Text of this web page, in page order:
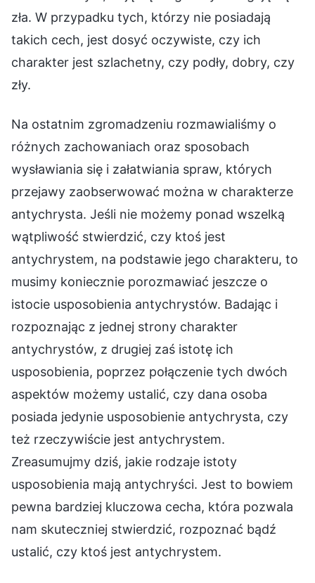
zła. W przypadku tych, którzy nie posiadają
takich cech, jest dosyć oczywiste, czy ich
charakter jest szlachetny, czy podły, dobry, czy
zły.
Na ostatnim zgromadzeniu rozmawialiśmy o
różnych zachowaniach oraz sposobach
wysławiania się i załatwiania spraw, których
przejawy zaobserwować można w charakterze
antychrysta. Jeśli nie możemy ponad wszelką
wątpliwość stwierdzić, czy ktoś jest
antychrystem, na podstawie jego charakteru, to
musimy koniecznie porozmawiać jeszcze o
istocie usposobienia antychrystów. Badając i
rozpoznając z jednej strony charakter
antychrystów, z drugiej zaś istotę ich
usposobienia, poprzez połączenie tych dwóch
aspektów możemy ustalić, czy dana osoba
posiada jedynie usposobienie antychrysta, czy
też rzeczywiście jest antychrystem.
Zreasumujmy dziś, jakie rodzaje istoty
usposobienia mają antychryści. Jest to bowiem
pewna bardziej kluczowa cecha, która pozwala
nam skuteczniej stwierdzić, rozpoznać bądź
ustalić, czy ktoś jest antychrystem.